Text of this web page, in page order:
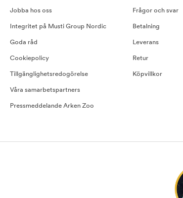
Jobba hos oss
Integritet på Musti Group Nordic
Goda råd
Cookiepolicy
Tillgänglighetsredogörelse
Våra samarbetspartners
Pressmeddelande Arken Zoo
Frågor och svar
Betalning
Leverans
Retur
Köpvillkor